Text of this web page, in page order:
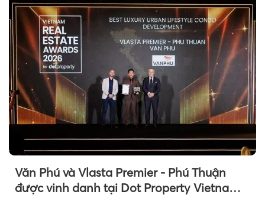
Văn Phú và Vlasta Premier - Phú Thuận
được vinh danh tại Dot Property Vietnam